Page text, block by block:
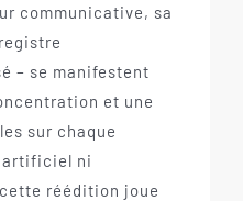
communicative, sa
– se manifestent
et une
sur chaque
artificiel ni
réédition joue